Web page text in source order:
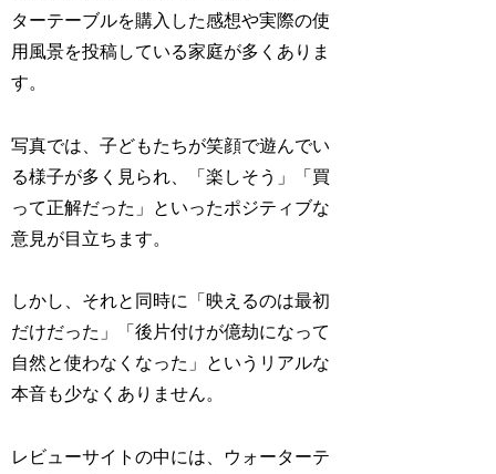
ターテーブルを購入した感想や実際の使
用風景を投稿している家庭が多くありま
す。
写真では、子どもたちが笑顔で遊んでい
る様子が多く見られ、「楽しそう」「買
って正解だった」といったポジティブな
意見が目立ちます。
しかし、それと同時に「映えるのは最初
だけだった」「後片付けが億劫になって
自然と使わなくなった」というリアルな
本音も少なくありません。
レビューサイトの中には、ウォーターテ